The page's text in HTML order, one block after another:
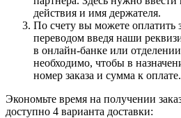
действия и имя держателя.
По счету вы можете оплатить
переводом введя наши
в онлайн-банке или
необходимо, чтобы в
номер заказа и сумма к оплате.
Экономьте время на получении
доступно 4 варианта доставки: